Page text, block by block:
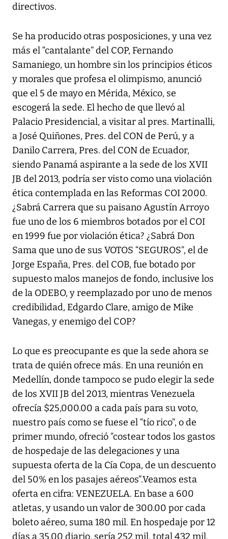
directivos.
Se ha producido otras posposiciones, y una vez
más el “cantalante” del COP, Fernando
Samaniego, un hombre sin los principios éticos
y morales que profesa el olimpismo, anunció
que el 5 de mayo en Mérida, México, se
escogerá la sede. El hecho de que llevó al
Palacio Presidencial, a visitar al pres. Martinalli,
a José Quiñones, Pres. del CON de Perú, y a
Danilo Carrera, Pres. del CON de Ecuador,
siendo Panamá aspirante a la sede de los XVII
JB del 2013, podría ser visto como una violación
ética contemplada en las Reformas COI 2000.
¿Sabrá Carrera que su paisano Agustín Arroyo
fue uno de los 6 miembros botados por el COI
en 1999 fue por violación ética? ¿Sabrá Don
Sama que uno de sus VOTOS “SEGUROS”, el de
Jorge España, Pres. del COB, fue botado por
supuesto malos manejos de fondo, inclusive los
de la ODEBO, y reemplazado por uno de menos
credibilidad, Edgardo Clare, amigo de Mike
Vanegas, y enemigo del COP?
Lo que es preocupante es que la sede ahora se
trata de quién ofrece más. En una reunión en
Medellín, donde tampoco se pudo elegir la sede
de los XVII JB del 2013, mientras Venezuela
ofrecía $25,000.00 a cada país para su voto,
nuestro país como se fuese el “tío rico”, o de
primer mundo, ofreció “costear todos los gastos
de hospedaje de las delegaciones y una
supuesta oferta de la Cía Copa, de un descuento
del 50% en los pasajes aéreos”.Veamos esta
oferta en cifra: VENEZUELA. En base a 600
atletas, y usando un valor de 300.00 por cada
boleto aéreo, suma 180 mil. En hospedaje por 12
días a 35.00 diario, sería 252 mil, total 432 mil.